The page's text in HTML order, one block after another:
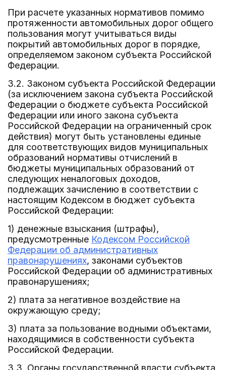
При расчете указанных нормативов помимо
протяженности автомобильных дорог общего
пользования могут учитываться виды
покрытий автомобильных дорог в порядке,
определяемом законом субъекта Российской
Федерации.
3.2. Законом субъекта Российской Федерации
(за исключением закона субъекта Российской
Федерации о бюджете субъекта Российской
Федерации или иного закона субъекта
Российской Федерации на ограниченный срок
действия) могут быть установлены единые
для соответствующих видов муниципальных
образований нормативы отчислений в
бюджеты муниципальных образований от
следующих неналоговых доходов,
подлежащих зачислению в соответствии с
настоящим Кодексом в бюджет субъекта
Российской Федерации:
1) денежные взыскания (штрафы),
предусмотренные Кодексом Российской
Федерации об административных
правонарушениях, законами субъектов
Российской Федерации об административных
правонарушениях;
2) плата за негативное воздействие на
окружающую среду;
3) плата за пользование водными объектами,
находящимися в собственности субъекта
Российской Федерации.
3.3. Органы государственной власти субъекта